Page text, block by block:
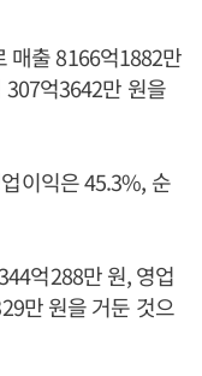
매출 8166억1882만
억3642만 원을
이익은 45.3%, 순
억288만 원, 영업
만 원을 거둔 것으